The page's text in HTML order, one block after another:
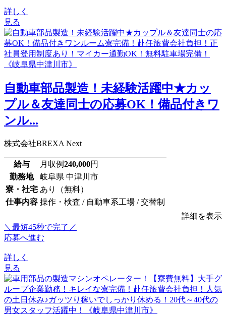
詳しく
見る
自動車部品製造！未経験活躍中★カッ
プル＆友達同士の応募OK！備品付きワ
ンル...
株式会社BREXA Next
給与 月収例240,000円
勤務地
岐阜県 中津川市
寮・社宅 あり（無料）
仕事内容 操作・検査 / 自動車系工場 / 交替制
詳細を表示
＼最短45秒で完了／
応募へ進む
詳しく
見る